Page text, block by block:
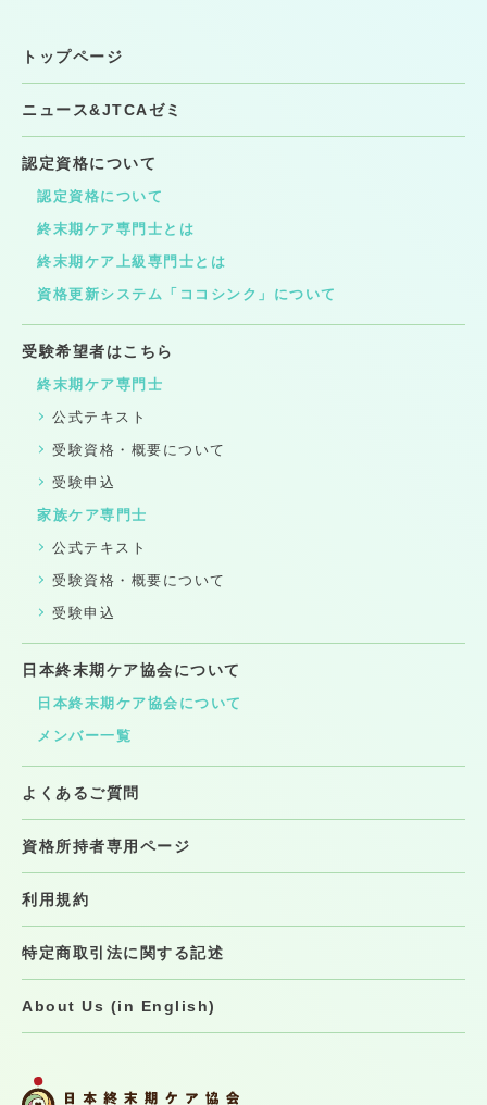
トップページ
ニュース&JTCAゼミ
認定資格について
認定資格について
終末期ケア専門士とは
終末期ケア上級専門士とは
資格更新システム「ココシンク」について
受験希望者はこちら
終末期ケア専門士
公式テキスト
受験資格・概要について
受験申込
家族ケア専門士
公式テキスト
受験資格・概要について
受験申込
日本終末期ケア協会について
日本終末期ケア協会について
メンバー一覧
よくあるご質問
資格所持者専用ページ
利用規約
特定商取引法に関する記述
About Us (in English)